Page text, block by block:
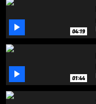
 04:19
 01:44